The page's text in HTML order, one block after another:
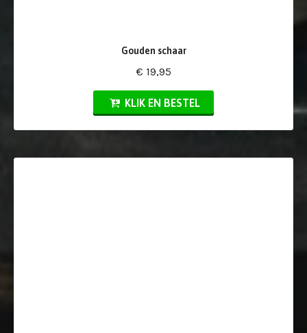
Gouden schaar
€ 19,95
KLIK EN BESTEL